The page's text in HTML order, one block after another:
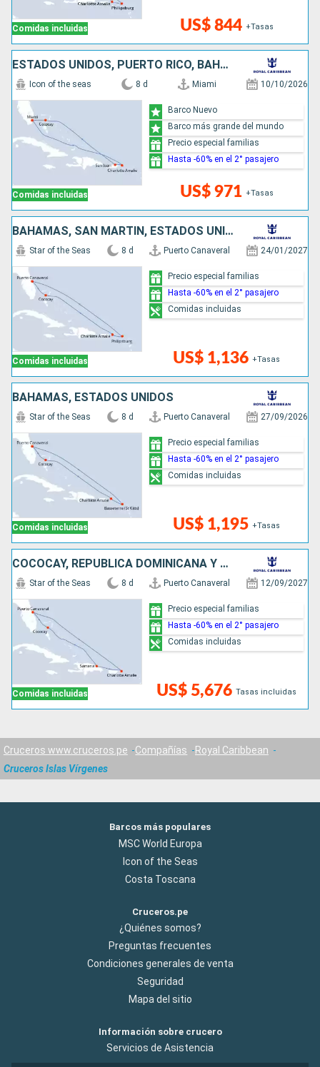
Comidas incluidas US$ 844 +Tasas
ESTADOS UNIDOS, PUERTO RICO, BAHAMAS
Comidas incluidas
Icon of the seas 8 d Miami 10/10/2026
US$ 971 +Tasas
Barco Nuevo
Barco más grande del mundo
Precio especial familias
Hasta -60% en el 2° pasajero
BAHAMAS, SAN MARTÍN, ESTADOS UNIDOS
Comidas incluidas
Star of the Seas 8 d Puerto Canaveral 24/01/2027
US$ 1,136 +Tasas
Precio especial familias
Hasta -60% en el 2° pasajero
Comidas incluidas
BAHAMAS, ESTADOS UNIDOS
Comidas incluidas
Star of the Seas 8 d Puerto Canaveral 27/09/2026
US$ 1,195 +Tasas
Precio especial familias
Hasta -60% en el 2° pasajero
Comidas incluidas
COCOCAY, REPUBLICA DOMINICANA Y ANTILLAS
Comidas incluidas
Star of the Seas 8 d Puerto Canaveral 12/09/2027
US$ 5,676 Tasas incluidas
Precio especial familias
Hasta -60% en el 2° pasajero
Comidas incluidas
Cruceros www.cruceros.pe Compañías
Royal Caribbean
Cruceros Islas Vírgenes
Barcos más populares
MSC World Europa
Icon of the Seas
Costa Toscana
Cruceros.pe
¿Quiénes somos?
Preguntas frecuentes
Condiciones generales de venta
Seguridad
Mapa del sitio
Información sobre crucero
Servicios de Asistencia